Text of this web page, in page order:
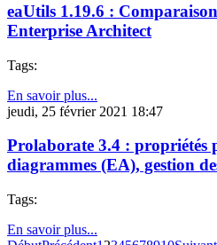
eaUtils 1.19.6 :
Enterprise Architect
Tags:
En savoir plus...
jeudi, 25 février 2021 18:47
Prolaborate 3.4 : propriétés
diagrammes (EA), gestion
Tags:
En savoir plus...